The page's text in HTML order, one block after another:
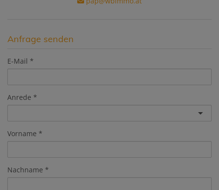
Anfrage senden
E-Mail
Anrede
Vorname
Nachname